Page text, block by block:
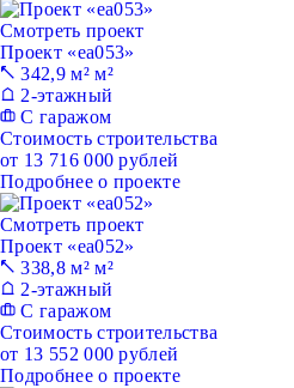
Смотреть проект
Проект «ea053»
342,9 м² м²
2-этажный
С гаражом
Стоимость строительства
от 13 716 000 рублей
Подробнее о проекте
Смотреть проект
Проект «ea052»
338,8 м² м²
2-этажный
С гаражом
Стоимость строительства
от 13 552 000 рублей
Подробнее о проекте